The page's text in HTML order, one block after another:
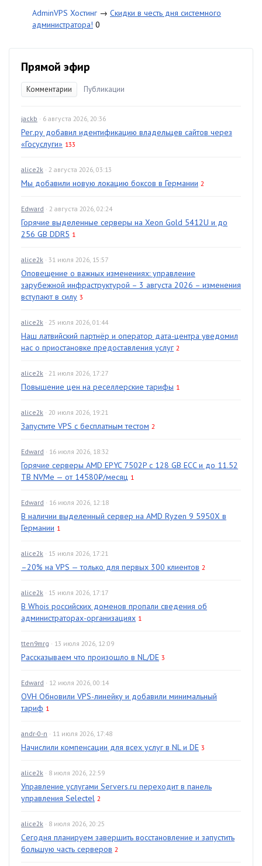
AdminVPS Хостинг → Скидки в честь дня системного
администратора! 0
Прямой эфир
Комментарии Публикации
jackb · 6 августа 2026, 20:36
Рег.ру добавил идентификацию владельцев сайтов через
«Госуслуги» 133
alice2k · 2 августа 2026, 03:13
Мы добавили новую локацию боксов в Германии 2
Edward · 2 августа 2026, 02:24
Горячие выделенные серверы на Xeon Gold 5412U и до
256 GB DDR5 1
alice2k · 31 июля 2026, 15:57
Оповещение о важных изменениях: управление
зарубежной инфраструктурой – 3 августа 2026 – изменения
вступают в силу 3
alice2k · 25 июля 2026, 01:44
Наш латвийский партнёр и оператор дата-центра уведомил
нас о приостановке предоставления услуг 2
alice2k · 21 июля 2026, 17:27
Повышение цен на реселлерские тарифы 1
alice2k · 20 июля 2026, 19:21
Запустите VPS с бесплатным тестом 2
Edward · 16 июля 2026, 18:32
Горячие серверы AMD EPYC 7502P с 128 GB ECC и до 11.52
TB NVMe — от 14580₽/месяц 1
Edward · 16 июля 2026, 12:18
В наличии выделенный сервер на AMD Ryzen 9 5950X в
Германии 1
alice2k · 15 июля 2026, 17:21
–20% на VPS — только для первых 300 клиентов 2
alice2k · 15 июля 2026, 17:17
В Whois российских доменов пропали сведения об
администраторах-организациях 1
tten9mrg · 13 июля 2026, 12:09
Рассказываем что произошло в NL/DE 3
Edward · 12 июля 2026, 00:14
OVH Обновили VPS-линейку и добавили минимальный
тариф 1
andr-0-n · 11 июля 2026, 17:48
Начислили компенсации для всех услуг в NL и DE 3
alice2k · 8 июля 2026, 22:59
Управление услугами Servers.ru переходит в панель
управления Selectel 2
alice2k · 8 июля 2026, 20:25
Сегодня планируем завершить восстановление и запустить
большую часть серверов 2